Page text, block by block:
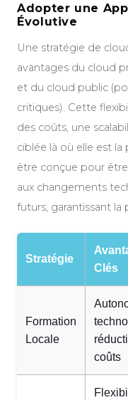
Adopter une
Évolutive
Une stratégie de
avantages du cloud
et du cloud public
critiques). Cette
des coûts, une
ciblée là où elle est
être conçue pour
aux changements
futurs, garantissant
Stratégie
Clés
Formation
Locale
coûts